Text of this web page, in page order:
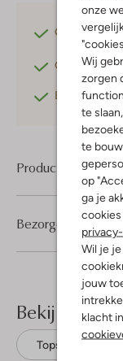
onze
Wij
zorgen
te
te
op
ga je
privacy-
Wil je
jouw
klacht
Gratis
Gratis
Betaal
Product informatie
Bezorgen &
Bekijk meer
Tops